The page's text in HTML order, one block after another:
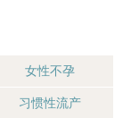
女性不孕
习惯性流产